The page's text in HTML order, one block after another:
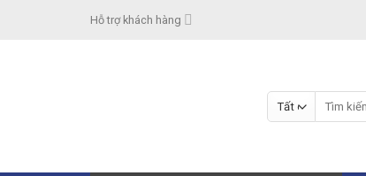
Hỗ trợ khách hàng
kiếm: